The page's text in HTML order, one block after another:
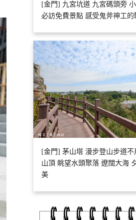
[金門] 九宮坑道 九宮碼頭旁
必訪免費景點 感受鬼斧神工的
[金門] 茅山塔 漫步登山步道不
山頂 眺望水頭聚落 遼闊大海
美